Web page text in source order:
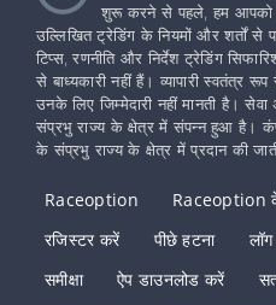
शुरू करने से पहले, हम आपको
उल्लिखित ट्रेडिंग के नियमों और शर्तों से
टिप्स, रणनीति और निर्देश ट्रेडिंग
से बाध्यकारी नहीं हैं। व्यापारी स्वतंत्र
उनके लिए जिम्मेदारी नहीं मानती है।
संप्रभु राज्य के क्षेत्र में संपन्न हुआ है।
के संप्रभु राज्य के क्षेत्र में प्रदान की
Raceoption Raceoption
रजिस्टर करें
पीछे हटना
समीक्षा
ऐप डाउनलोड करें